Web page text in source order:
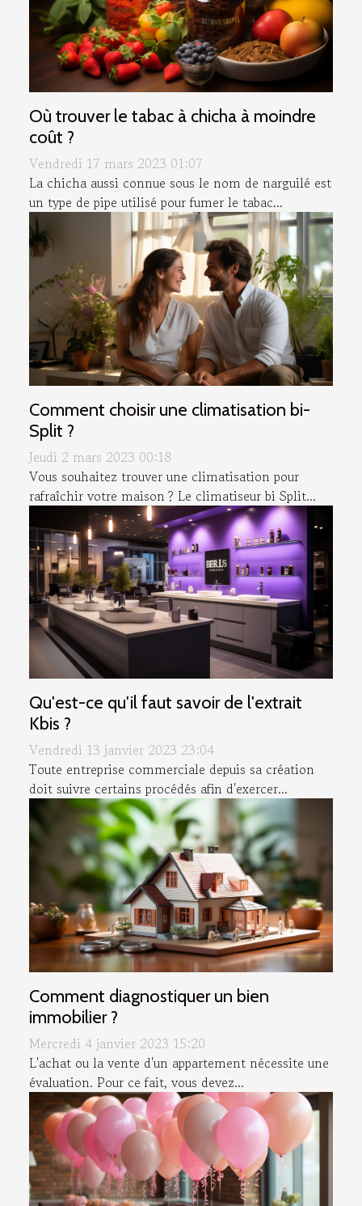
Où trouver le tabac à chicha à moindre
coût ?
Vendredi 17 mars 2023 01:07
La chicha aussi connue sous le nom de narguilé est
un type de pipe utilisé pour fumer le tabac...
Comment choisir une climatisation bi-
Split ?
Jeudi 2 mars 2023 00:18
Vous souhaitez trouver une climatisation pour
rafraîchir votre maison ? Le climatiseur bi Split...
Qu'est-ce qu'il faut savoir de l'extrait
Kbis ?
Vendredi 13 janvier 2023 23:04
Toute entreprise commerciale depuis sa création
doit suivre certains procédés afin d'exercer...
Comment diagnostiquer un bien
immobilier ?
Mercredi 4 janvier 2023 15:20
L'achat ou la vente d'un appartement nécessite une
évaluation. Pour ce fait, vous devez...